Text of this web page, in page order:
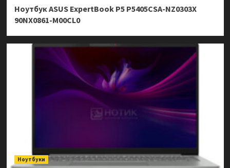
Ноутбук ASUS ExpertBook P5 P5405CSA-NZ0303X
90NX0861-M00CL0
Ноутбуки